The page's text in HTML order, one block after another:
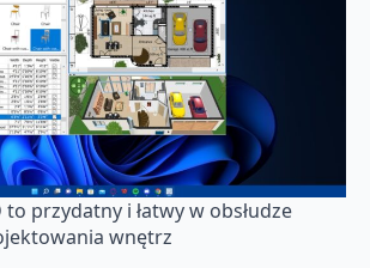
przydatny i łatwy w obsłudze
wnętrz